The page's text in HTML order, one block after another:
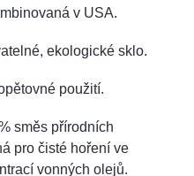
v USA.
ekologické sklo.
použití.
směs přírodních
pro čisté hoření ve
vonných olejů.